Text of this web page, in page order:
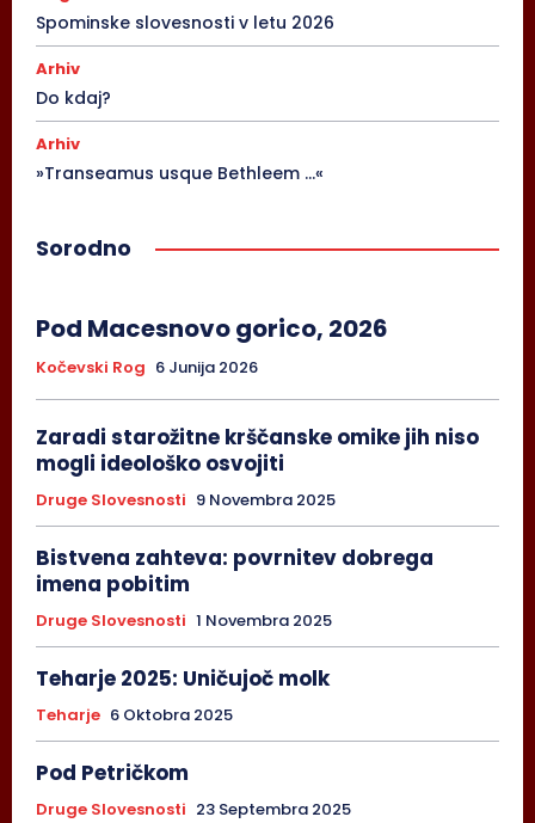
Spominske slovesnosti v letu 2026
Arhiv
Do kdaj?
Arhiv
»Transeamus usque Bethleem …«
Sorodno
Pod Macesnovo gorico, 2026
Kočevski Rog 6 Junija 2026
Zaradi starožitne krščanske omike jih niso
mogli ideološko osvojiti
Druge Slovesnosti 9 Novembra 2025
Bistvena zahteva: povrnitev dobrega
imena pobitim
Druge Slovesnosti 1 Novembra 2025
Teharje 2025: Uničujoč molk
Teharje 6 Oktobra 2025
Pod Petričkom
Druge Slovesnosti 23 Septembra 2025